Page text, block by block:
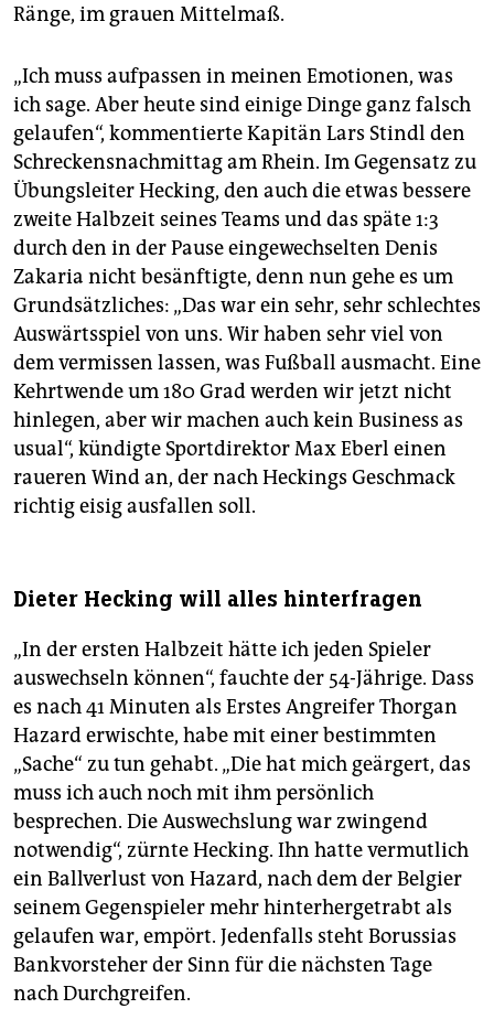
Ränge, im grauen Mittelmaß.
„Ich muss aufpassen in meinen Emotionen, was
ich sage. Aber heute sind einige Dinge ganz falsch
gelaufen“, kommentierte Kapitän Lars Stindl den
Schreckensnachmittag am Rhein. Im Gegensatz zu
Übungsleiter Hecking, den auch die etwas bessere
zweite Halbzeit seines Teams und das späte 1:3
durch den in der Pause eingewechselten Denis
Zakaria nicht besänftigte, denn nun gehe es um
Grundsätzliches: „Das war ein sehr, sehr schlechtes
Auswärtsspiel von uns. Wir haben sehr viel von
dem vermissen lassen, was Fußball ausmacht. Eine
Kehrtwende um 180 Grad werden wir jetzt nicht
hinlegen, aber wir machen auch kein Bu­siness as
usual“, kündigte Sportdirektor Max Eberl einen
raueren Wind an, der nach Heckings Geschmack
richtig eisig ausfallen soll.
Dieter Hecking will alles hinterfragen
„In der ersten Halbzeit hätte ich jeden Spieler
auswechseln können“, fauchte der 54-Jährige. Dass
es nach 41 Minuten als Erstes Angreifer Thorgan
Ha­zard erwischte, habe mit einer bestimmten
„Sache“ zu tun gehabt. „Die hat mich geärgert, das
muss ich auch noch mit ihm persönlich
besprechen. Die Auswechslung war zwingend
notwendig“, zürnte Hecking. Ihn hatte vermutlich
ein Ballverlust von Hazard, nach dem der Belgier
seinem Gegenspieler mehr hinterhergetrabt als
gelaufen war, empört. Jedenfalls steht Borussias
Bankvorsteher der Sinn für die nächsten Tage
nach Durchgreifen.